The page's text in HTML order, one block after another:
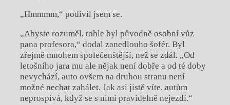
„Hmmmm,“ podivil jsem se.
„Abyste rozuměl, tohle byl původně osobní vůz
pana profesora,“ dodal zanedlouho šofér. Byl
zřejmě mnohem společenštější, než se zdál. „Od
letošního jara mu ale nějak není dobře a od té doby
nevychází, auto ovšem na druhou stranu není
možné nechat zahálet. Jak asi jistě víte, autům
neprospívá, když se s nimi pravidelně nejezdí.“